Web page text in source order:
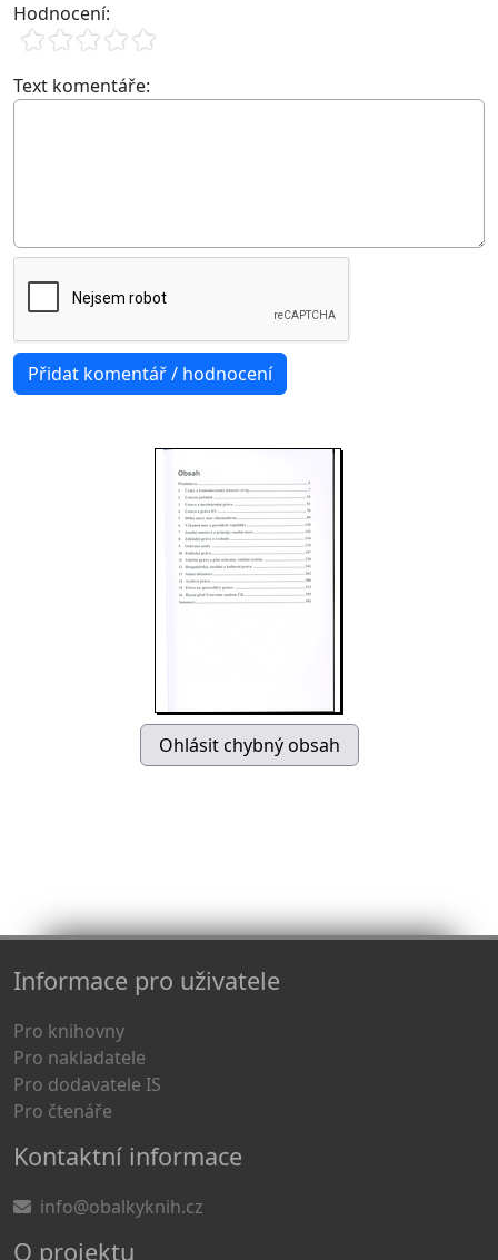
Hodnocení:
Text komentáře:
Informace pro uživatele
Pro knihovny
Pro nakladatele
Pro dodavatele IS
Pro čtenáře
Kontaktní informace
info@obalkyknih.cz
O projektu